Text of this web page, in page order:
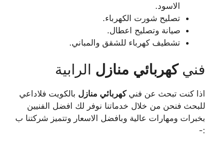
الاسود.
تصليح شورت الكهرباء.
صيانة وتصليح اعطال.
تشطيف كهرباء للشقق والمباني.
فنيكهربائي منازل الرابية
اذا كنت تبحث عن فنيكهربائي منازل بالكويت فلاداعي
للبحث فنحن من خلال خدماتنا نوفر لك افضل الفنيين
بخبرات ومهارات عالية وبافضل الاسعار وتتميز شركتنا ب
:-